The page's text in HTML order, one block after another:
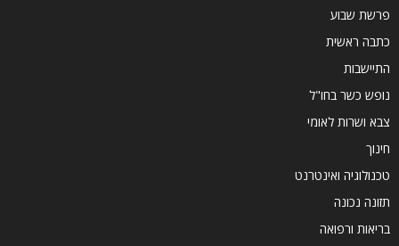
פרשת שבוע
כתבה ראשית
התיישבות
נופש כשר בחו"ל
צבא ושרות לאומי
חינוך
טכנולוגיה ואינטרנט
תזונה נכונה
בריאות ורפואה